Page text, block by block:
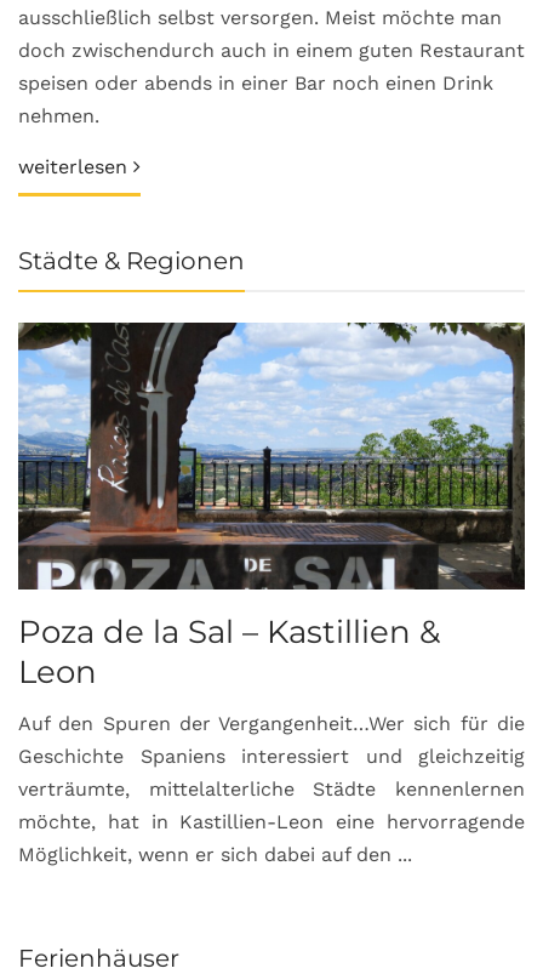
ausschließlich selbst versorgen. Meist möchte man
doch zwischendurch auch in einem guten Restaurant
speisen oder abends in einer Bar noch einen Drink
nehmen.
weiterlesen
Städte & Regionen
Poza de la Sal – Kastillien &
Leon
Auf den Spuren der Vergangenheit…Wer sich für die
Geschichte Spaniens interessiert und gleichzeitig
verträumte, mittelalterliche Städte kennenlernen
möchte, hat in Kastillien-Leon eine hervorragende
Möglichkeit, wenn er sich dabei auf den ...
Ferienhäuser